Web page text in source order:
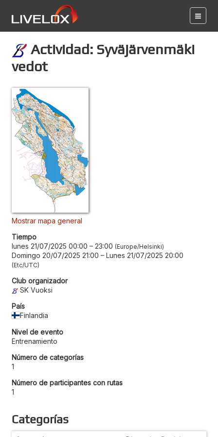
Actividad: Syväjärvenmäki
vedot
Mostrar mapa general
Tiempo
lunes 21/07/2025 00:00 – 23:00 Europe/Helsinki
Domingo 20/07/2025 21:00 – Lunes 21/07/2025 20:00
Etc/UTC
Club organizador
SK Vuoksi
País
Finlandia
Nivel de evento
Entrenamiento
Número de categorías
1
Número de participantes con rutas
1
Categorías